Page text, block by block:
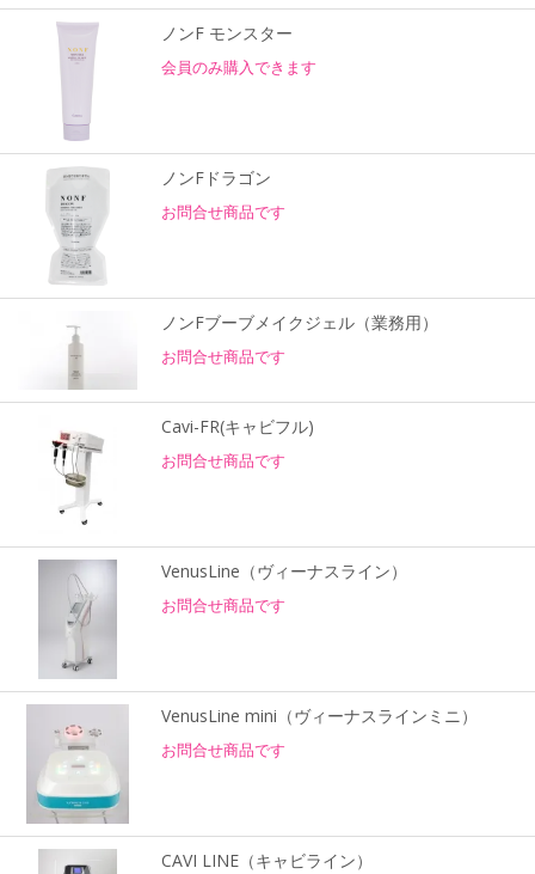
ノンF モンスター
会員のみ購入できます
ノンFドラゴン
お問合せ商品です
ノンFブーブメイクジェル（業務用）
お問合せ商品です
Cavi-FR(キャビフル)
お問合せ商品です
VenusLine（ヴィーナスライン）
お問合せ商品です
VenusLine mini（ヴィーナスラインミニ）
お問合せ商品です
CAVI LINE（キャビライン）